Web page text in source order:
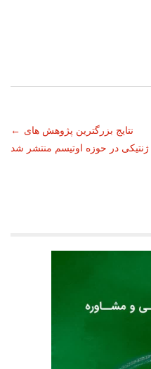
← نتایج بزرگترین پژوهش های
ژنتیکی در حوزه اوتیسم منتشر شد